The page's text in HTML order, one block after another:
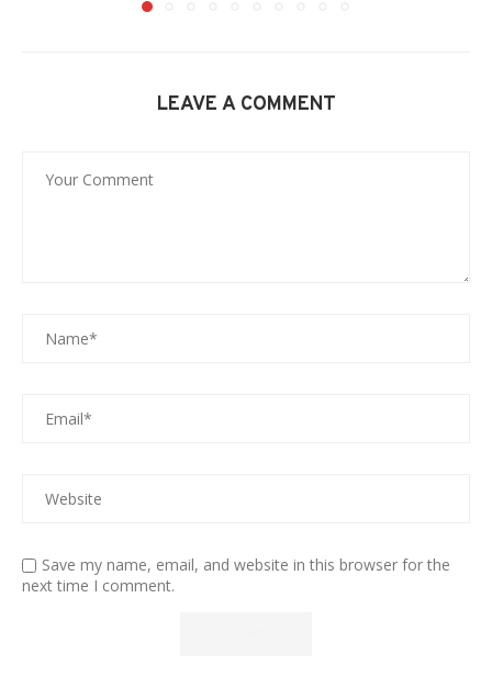
LEAVE A COMMENT
Save my name, email, and website in this browser for the
next time I comment.